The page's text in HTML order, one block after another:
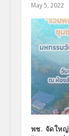
May 5, 2022
พช. จัดใหญ่